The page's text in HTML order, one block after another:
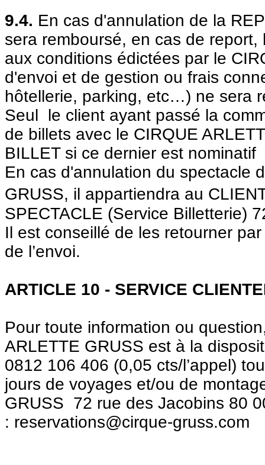
9.4. En cas d'annulation de la
sera remboursé, en cas de
aux conditions édictées par le
d'envoi et de gestion ou frais
hôtellerie, parking, etc…) ne sera
Seul le client ayant passé la
de billets avec le CIRQUE
BILLET si ce dernier est
En cas d'annulation du spectacle
GRUSS, il appartiendra au
SPECTACLE (Service Billetterie)
Il est conseillé de les retourner
de l’envoi.
ARTICLE 10 - SERVICE
Pour toute information ou
ARLETTE GRUSS est à la
0812 106 406 (0,05 cts/l’appel)
jours de voyages et/ou de
GRUSS 72 rue des Jacobins 80
: reservations@cirque-gruss.com